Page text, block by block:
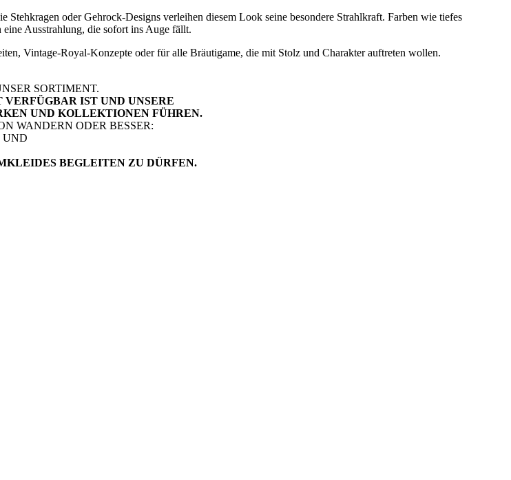
oder Gehrock-Designs verleihen diesem Look seine besondere Strahlkraft. Farben wie tiefes
Ausstrahlung, die sofort ins Auge fällt.
Vintage-Royal-Konzepte oder für alle Bräutigame, die mit Stolz und Charakter auftreten wollen.
SORTIMENT.
IST UND UNSERE
UND KOLLEKTIONEN FÜHREN.
WANDERN ODER BESSER:
UND
BEGLEITEN ZU DÜRFEN.